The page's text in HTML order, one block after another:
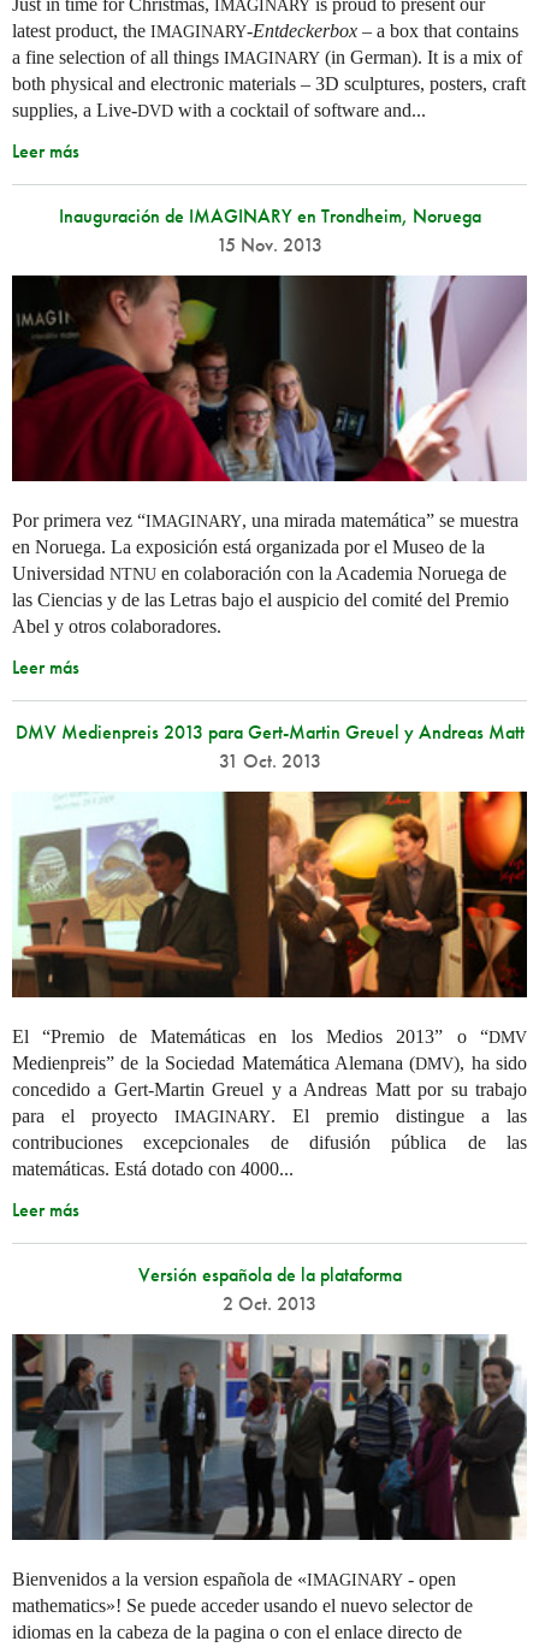
IMAGINARY
latest product, the IMAGINARY-Entdeckerbox – a box that contains
a fine selection of all things IMAGINARY (in German). It is a mix of
both physical and electronic materials – 3D sculptures, posters, craft
supplies, a Live-DVD with a cocktail of software and...
Leer más
Inauguración de IMAGINARY en Trondheim, Noruega
15 Nov. 2013
Por primera vez “IMAGINARY, una mirada matemática” se muestra
en Noruega. La exposición está organizada por el Museo de la
Universidad NTNU en colaboración con la Academia Noruega de
las Ciencias y de las Letras bajo el auspicio del comité del Premio
Abel y otros colaboradores.
Leer más
DMV Medienpreis 2013 para Gert-Martin Greuel y Andreas Matt
31 Oct. 2013
El “Premio de Matemáticas en los Medios 2013” o “DMV
Medienpreis” de la Sociedad Matemática Alemana (DMV), ha sido
concedido a Gert-Martin Greuel y a Andreas Matt por su trabajo
para el proyecto IMAGINARY. El premio distingue a las
contribuciones excepcionales de difusión pública de las
matemáticas. Está dotado con 4000...
Leer más
Versión española de la plataforma
2 Oct. 2013
Bienvenidos a la version española de «IMAGINARY - open
mathematics»! Se puede acceder usando el nuevo selector de
idiomas en la cabeza de la pagina o con el enlace directo de